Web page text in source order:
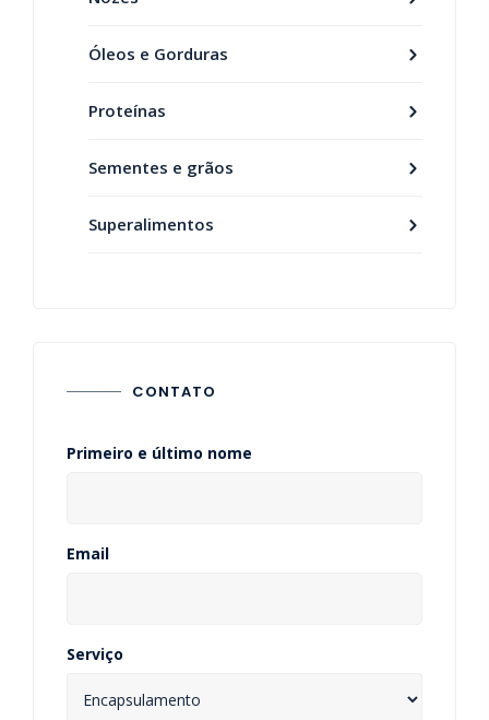
Óleos e Gorduras
Proteínas
Sementes e grãos
Superalimentos
CONTATO
Primeiro e último nome
Email
Serviço